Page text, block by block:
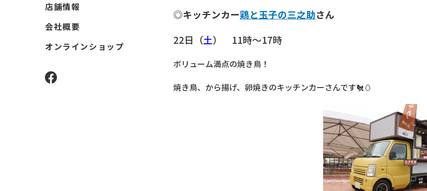
店舗情報
会社概要
オンラインショップ
◎キッチンカー鶏と玉子の三之助さん
22日（土） 11時～17時
ボリューム満点の焼き鳥！
焼き鳥、から揚げ、卵焼きのキッチンカーさんです🐔🥚